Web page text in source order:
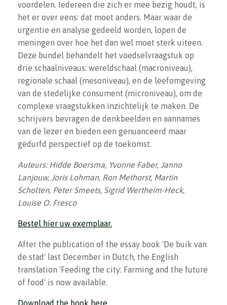
voordelen. Iedereen die zich er mee bezig houdt, is
het er over eens: dat moet anders. Maar waar de
urgentie en analyse gedeeld worden, lopen de
meningen over hoe het dan wel moet sterk uiteen.
Deze bundel behandelt het voedselvraagstuk op
drie schaalniveaus: wereldschaal (macroniveau),
regionale schaal (mesoniveau), en de leefomgeving
van de stedelijke consument (microniveau), om de
complexe vraagstukken inzichtelijk te maken. De
schrijvers bevragen de denkbeelden en aannames
van de lezer en bieden een genuanceerd maar
gedurfd perspectief op de toekomst.
Auteurs: Hidde Boersma, Yvonne Faber, Janno
Lanjouw, Joris Lohman, Ron Methorst, Martin
Scholten, Peter Smeets, Sigrid Wertheim-Heck,
Louise O. Fresco
Bestel hier uw exemplaar.
After the publication of the essay book 'De buik van
de stad' last December in Dutch, the English
translation 'Feeding the city: Farming and the future
of food' is now available.
Download the book here.